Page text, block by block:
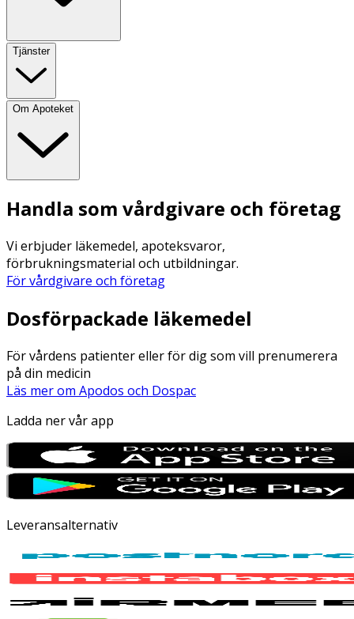
Tjänster
Om Apoteket
Handla som vårdgivare och företag
Vi erbjuder läkemedel, apoteksvaror,
förbrukningsmaterial och utbildningar.
För vårdgivare och företag
Dosförpackade läkemedel
För vårdens patienter eller för dig som vill prenumerera
på din medicin
Läs mer om Apodos och Dospac
Ladda ner vår app
Leveransalternativ